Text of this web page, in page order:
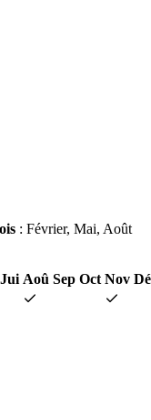
: Février, Mai, Août
Jui Aoû Sep Oct Nov